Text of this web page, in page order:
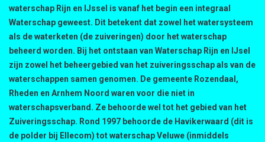
waterschap Rijn en IJssel is vanaf het begin een integraal
Waterschap geweest. Dit betekent dat zowel het watersysteem
als de waterketen (de zuiveringen) door het waterschap
beheerd worden. Bij het ontstaan van Waterschap Rijn en IJsel
zijn zowel het beheergebied van het zuiveringsschap als van de
waterschappen samen genomen. De gemeente Rozendaal,
Rheden en Arnhem Noord waren voor die niet in
waterschapsverband. Ze behoorde wel tot het gebied van het
Zuiveringsschap. Rond 1997 behoorde de Havikerwaard (dit is
de polder bij Ellecom) tot waterschap Veluwe (inmiddels